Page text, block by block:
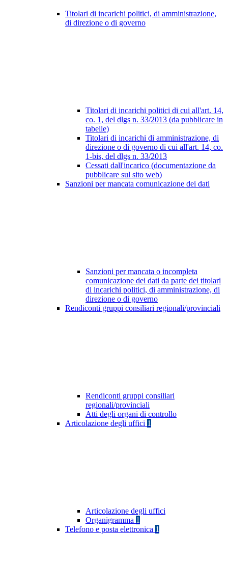
Titolari di incarichi politici, di amministrazione,
di direzione o di governo
Titolari di incarichi politici di cui all'art. 14,
co. 1, del dlgs n. 33/2013 (da pubblicare in
tabelle)
Titolari di incarichi di amministrazione, di
direzione o di governo di cui all'art. 14, co.
1-bis, del dlgs n. 33/2013
Cessati dall'incarico (documentazione da
pubblicare sul sito web)
Sanzioni per mancata comunicazione dei dati
Sanzioni per mancata o incompleta
comunicazione dei dati da parte dei titolari
di incarichi politici, di amministrazione, di
direzione o di governo
Rendiconti gruppi consiliari regionali/provinciali
Rendiconti gruppi consiliari
regionali/provinciali
Atti degli organi di controllo
Articolazione degli uffici 1
Articolazione degli uffici
Organigramma 1
Telefono e posta elettronica 1